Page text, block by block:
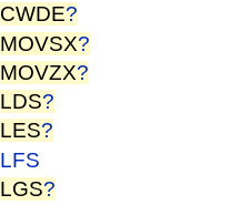
CWDE?
MOVSX?
MOVZX?
LDS?
LES?
LFS
LGS?